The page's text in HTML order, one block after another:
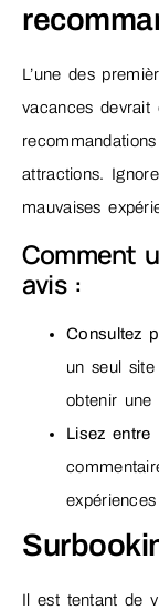
L’une des
vacances devrait
attractions.
mauvaises
Comment
avis :
Consultez
un seul site
obtenir une
Lisez entre
Il est tentant de